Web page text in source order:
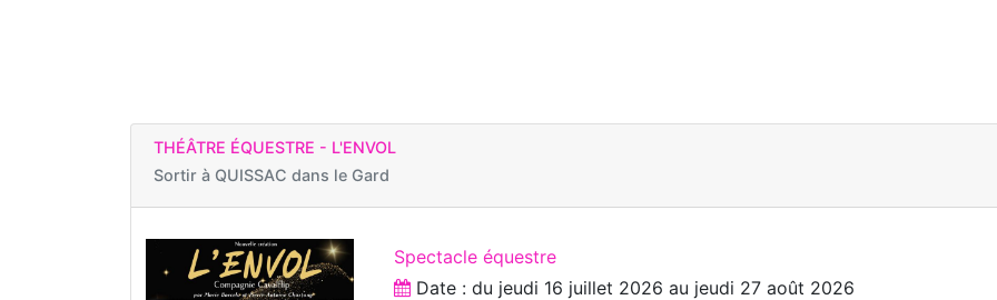
THÉÂTRE ÉQUESTRE - L'ENVOL
Sortir à QUISSAC dans le Gard
Spectacle équestre
Date : du jeudi 16 juillet 2026 au jeudi 27 août 2026